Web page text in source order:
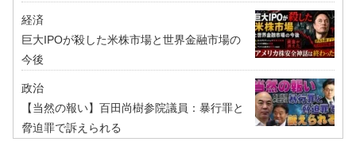
経済
巨大IPOが殺した米株市場と世界金融市場の
今後
政治
【当然の報い】百田尚樹参院議員：暴行罪と
脅迫罪で訴えられる